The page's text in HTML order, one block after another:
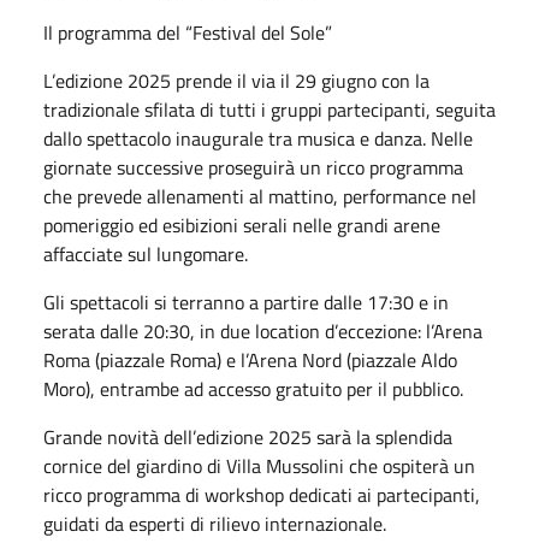
Il programma del “Festival del Sole”
L’edizione 2025 prende il via il 29 giugno con la
tradizionale sfilata di tutti i gruppi partecipanti, seguita
dallo spettacolo inaugurale tra musica e danza. Nelle
giornate successive proseguirà un ricco programma
che prevede allenamenti al mattino, performance nel
pomeriggio ed esibizioni serali nelle grandi arene
affacciate sul lungomare.
Gli spettacoli si terranno a partire dalle 17:30 e in
serata dalle 20:30, in due location d’eccezione: l’Arena
Roma (piazzale Roma) e l’Arena Nord (piazzale Aldo
Moro), entrambe ad accesso gratuito per il pubblico.
Grande novità dell’edizione 2025 sarà la splendida
cornice del giardino di Villa Mussolini che ospiterà un
ricco programma di workshop dedicati ai partecipanti,
guidati da esperti di rilievo internazionale.